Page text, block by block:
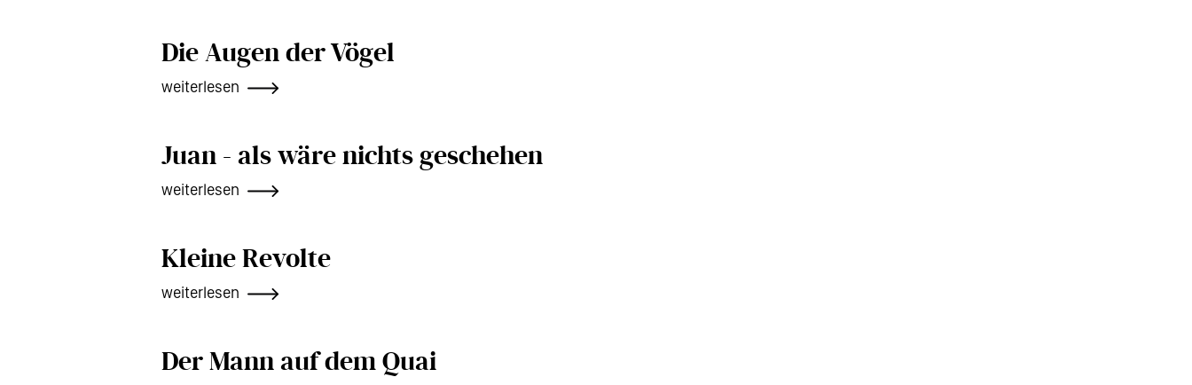
Die Augen der Vögel
weiterlesen
Juan - als wäre nichts geschehen
weiterlesen
Kleine Revolte
weiterlesen
Der Mann auf dem Quai